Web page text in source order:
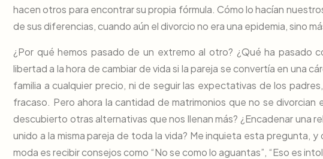
hacen otros para encontrar su propia fórmula. Cómo lo hacían
de sus diferencias, cuando aún el divorcio no era una epidemia, sino
¿Por qué hemos pasado de un extremo al otro? ¿Qué ha pasado
libertad a la hora de cambiar de vida si la pareja se convertía en una
familia a cualquier precio, ni de seguir las expectativas de los
fracaso. Pero ahora la cantidad de matrimonios que no se divorcian
descubierto otras alternativas que nos llenan más? ¿Encadenar una
unido a la misma pareja de toda la vida? Me inquieta esta pregunta,
moda es recibir consejos como “No se como lo aguantas”, “Eso es